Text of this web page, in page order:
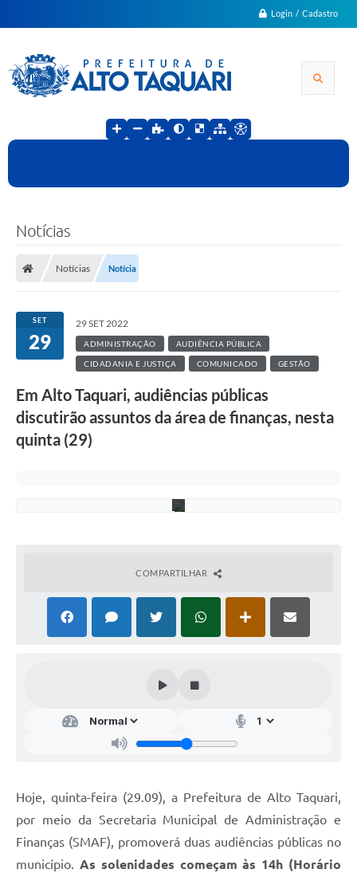
Login / Cadastro
Notícias
Notícias Notícia
SET
29
29 SET 2022
ADMINISTRAÇÃO AUDIÊNCIA PÚBLICA
CIDADANIA E JUSTIÇA COMUNICADO GESTÃO
Em Alto Taquari, audiências públicas
discutirão assuntos da área de finanças, nesta
quinta (29)
g
o
m
e
s
COMPARTILHAR
Hoje, quinta-feira (29.09), a Prefeitura de Alto Taquari,
por meio da Secretaria Municipal de Administração e
Finanças (SMAF), promoverá duas audiências públicas no
município. As solenidades começam às 14h (Horário